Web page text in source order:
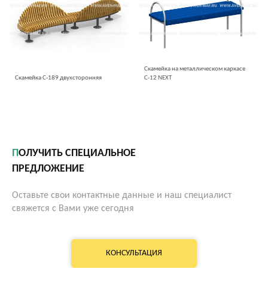
Скамейка С-189 двухсторонняя
Скамейка на металлическом каркасе
С-12 NEXT
ПОЛУЧИТЬ СПЕЦИАЛЬНОЕ
ПРЕДЛОЖЕНИЕ
Оставьте свои контактные данные и наш специалист
свяжется с Вами уже сегодня
КОНСУЛЬТАЦИЯ